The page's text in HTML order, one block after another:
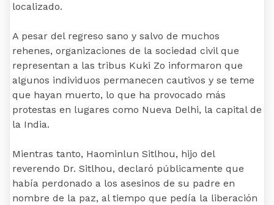
localizado.
A pesar del regreso sano y salvo de muchos
rehenes, organizaciones de la sociedad civil que
representan a las tribus Kuki Zo informaron que
algunos individuos permanecen cautivos y se teme
que hayan muerto, lo que ha provocado más
protestas en lugares como Nueva Delhi, la capital de
la India.
Mientras tanto, Haominlun Sitlhou, hijo del
reverendo Dr. Sitlhou, declaró públicamente que
había perdonado a los asesinos de su padre en
nombre de la paz, al tiempo que pedía la liberación